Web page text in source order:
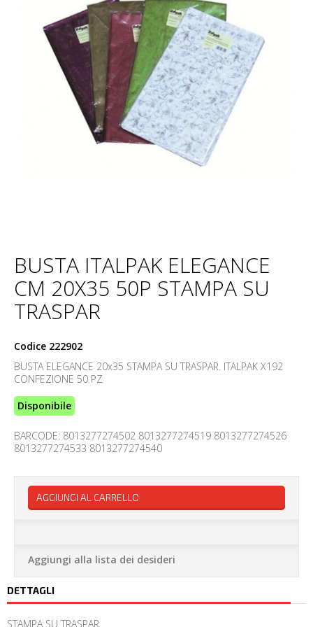
BUSTA ITALPAK ELEGANCE
CM 20X35 50P STAMPA SU
TRASPAR
Codice 222902
BUSTA ELEGANCE 20x35 STAMPA SU TRASPAR. ITALPAK X192
CONFEZIONE 50 PZ
Disponibile
BARCODE: 8013277274502 8013277274519 8013277274526
8013277274533 8013277274540
AGGIUNGI AL CARRELLO
Aggiungi alla lista dei desideri
DETTAGLI
STAMPA SU TRASPAR